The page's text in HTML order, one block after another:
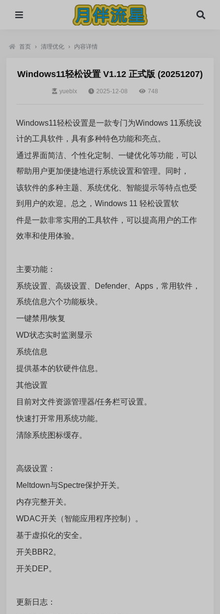
首页 › 清理优化 › 内容详情
Windows11轻松设置 V1.12 正式版 (20251207)
yueblx 2025-12-08 748
Windows11轻松设置是一款专门为Windows 11系统设
计的工具软件，具有多种特色功能和亮点。
通过界面简洁、个性化定制、一键优化等功能，可以
帮助用户更加便捷地进行系统设置和管理。同时，
该软件的多种主题、系统优化、智能提示等特点也受
到用户的欢迎。总之，Windows 11 轻松设置软
件是一款非常实用的工具软件，可以提高用户的工作
效率和使用体验。
主要功能：
系统设置、高级设置、Defender、Apps，常用软件，
系统信息六个功能板块。
一键禁用/恢复
WD状态实时监测显示
系统信息
提供基本的软硬件信息。
其他设置
目前对文件资源管理器/任务栏可设置。
快速打开常用系统功能。
清除系统图标缓存。
高级设置：
Meltdown与Spectre保护开关。
内存完整开关。
WDAC开关（智能应用程序控制）。
基于虚拟化的安全。
开关BBR2。
开关DEP。
更新日志：